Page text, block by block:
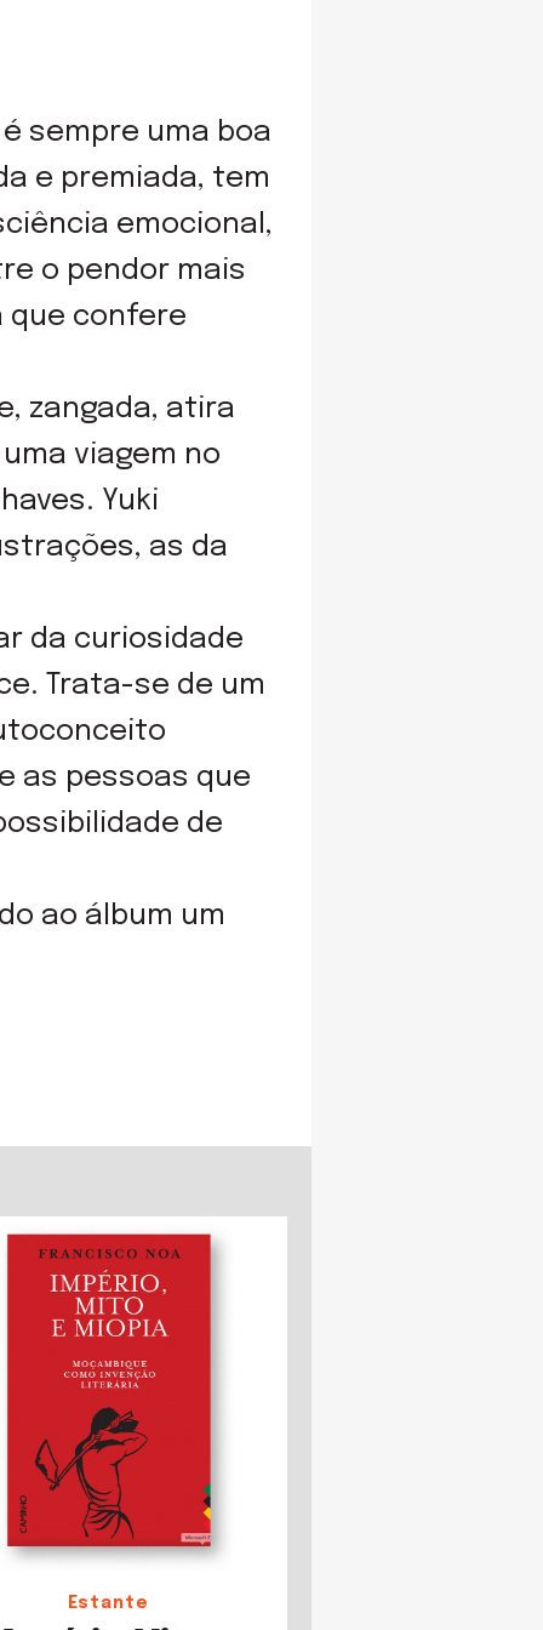
sempre uma boa
e premiada, tem
emocional,
o pendor mais
que confere
zangada, atira
viagem no
Yuki
as da
da curiosidade
Trata-se de um
as pessoas que
de
ao álbum um
Estante